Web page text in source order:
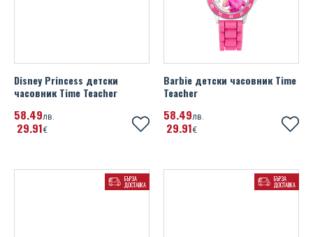
Disney Princess детски
часовник Time Teacher
58 49лв.
29 91€
Barbie детски часовник Time
Teacher
58 49лв.
29 91€
БЪРЗА
ДОСТАВКА
БЪРЗА
ДОСТАВКА